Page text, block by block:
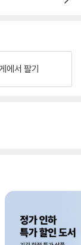
에서 팔기